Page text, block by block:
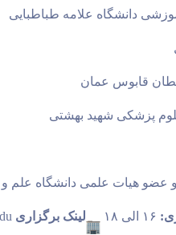
دانشگاه علامه طباطبایی
قابوس عمان
پزشکی شهید بهشتی
و عضو هیات علمی دانشگاه علم
لینک برگزاری